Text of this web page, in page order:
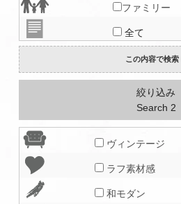
ファミリー
全て
絞り込み
Search 2
ヴィンテージ
ラフ素材感
和モダン